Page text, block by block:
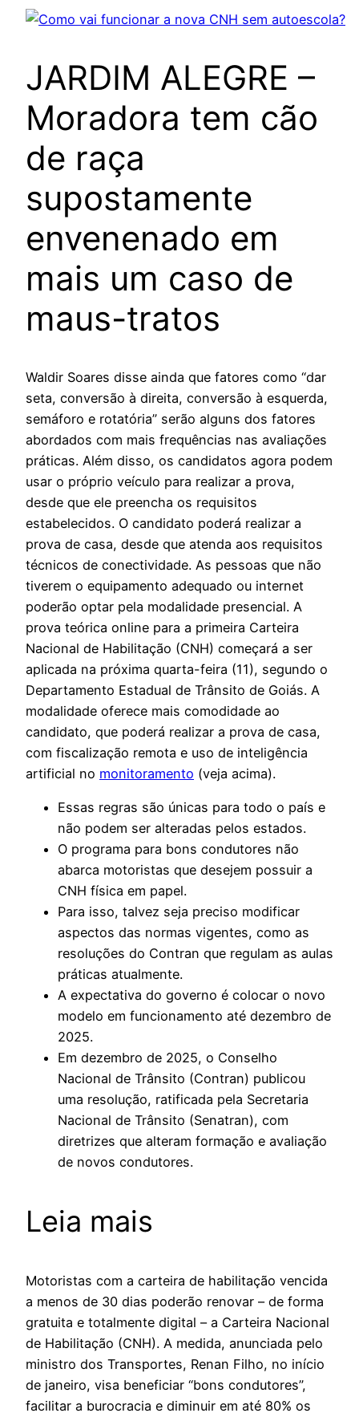
JARDIM ALEGRE –
Moradora tem cão
de raça
supostamente
envenenado em
mais um caso de
maus-tratos
Waldir Soares disse ainda que fatores como “dar
seta, conversão à direita, conversão à esquerda,
semáforo e rotatória” serão alguns dos fatores
abordados com mais frequências nas avaliações
práticas. Além disso, os candidatos agora podem
usar o próprio veículo para realizar a prova,
desde que ele preencha os requisitos
estabelecidos. O candidato poderá realizar a
prova de casa, desde que atenda aos requisitos
técnicos de conectividade. As pessoas que não
tiverem o equipamento adequado ou internet
poderão optar pela modalidade presencial. A
prova teórica online para a primeira Carteira
Nacional de Habilitação (CNH) começará a ser
aplicada na próxima quarta-feira (11), segundo o
Departamento Estadual de Trânsito de Goiás. A
modalidade oferece mais comodidade ao
candidato, que poderá realizar a prova de casa,
com fiscalização remota e uso de inteligência
artificial no monitoramento (veja acima).
Essas regras são únicas para todo o país e
não podem ser alteradas pelos estados.
O programa para bons condutores não
abarca motoristas que desejem possuir a
CNH física em papel.
Para isso, talvez seja preciso modificar
aspectos das normas vigentes, como as
resoluções do Contran que regulam as aulas
práticas atualmente.
A expectativa do governo é colocar o novo
modelo em funcionamento até dezembro de
2025.
Em dezembro de 2025, o Conselho
Nacional de Trânsito (Contran) publicou
uma resolução, ratificada pela Secretaria
Nacional de Trânsito (Senatran), com
diretrizes que alteram formação e avaliação
de novos condutores.
Leia mais
Motoristas com a carteira de habilitação vencida
a menos de 30 dias poderão renovar – de forma
gratuita e totalmente digital – a Carteira Nacional
de Habilitação (CNH). A medida, anunciada pelo
ministro dos Transportes, Renan Filho, no início
de janeiro, visa beneficiar “bons condutores”,
facilitar a burocracia e diminuir em até 80% os